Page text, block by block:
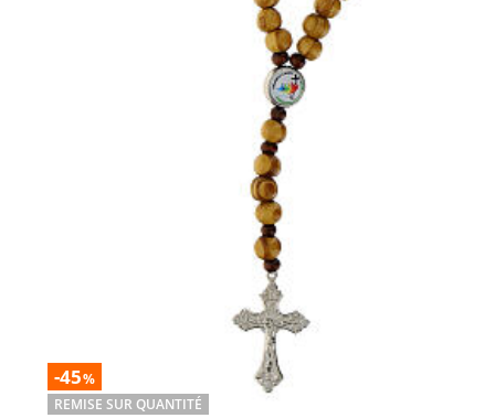
-45%
REMISE SUR QUANTITÉ